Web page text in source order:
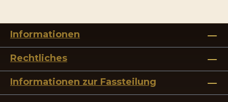
Informationen
Rechtliches
Informationen zur Fassteilung